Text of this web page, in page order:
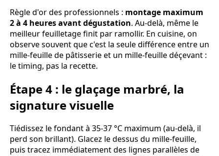
Règle d'or des professionnels : montage maximum
2 à 4 heures avant dégustation. Au-delà, même le
meilleur feuilletage finit par ramollir. En cuisine, on
observe souvent que c'est la seule différence entre un
mille-feuille de pâtisserie et un mille-feuille déçevant :
le timing, pas la recette.
Étape 4 : le glaçage marbré, la
signature visuelle
Tiédissez le fondant à 35-37 °C maximum (au-delà, il
perd son brillant). Glacez le dessus du mille-feuille,
puis tracez immédiatement des lignes parallèles de